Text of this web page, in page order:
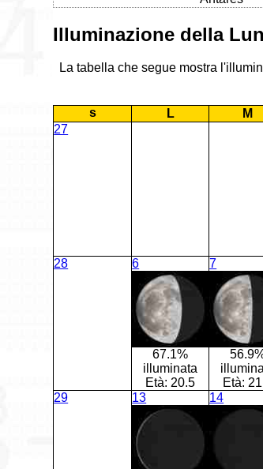
Illuminazione della
La tabella che segue mostra
s L M
27
28
6
67.1%
illuminata
Età: 20.5
7
Età:
29
13 14